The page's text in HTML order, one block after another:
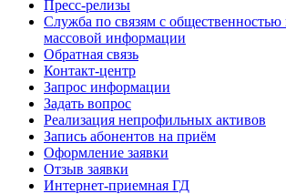
Пресс-релизы
Служба по связям с общественностью
массовой информации
Обратная связь
Контакт-центр
Запрос информации
Задать вопрос
Реализация непрофильных активов
Запись абонентов на приём
Оформление заявки
Отзыв заявки
Интернет-приемная ГД